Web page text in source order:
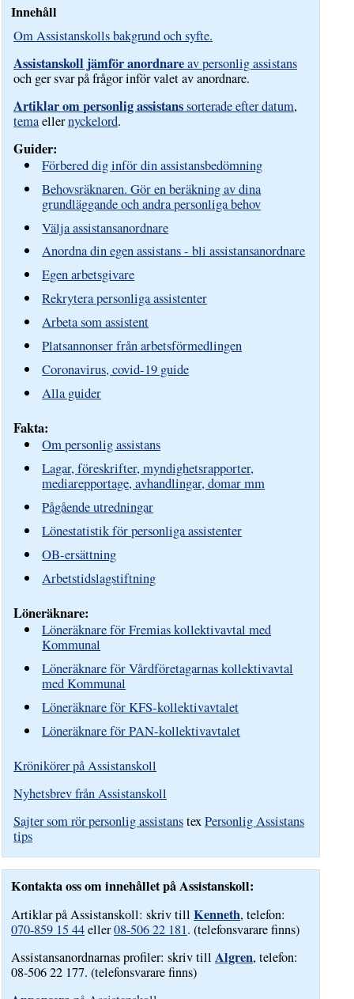
Innehåll
Om Assistanskolls bakgrund och syfte.
Assistanskoll jämför anordnareav personlig assistans
och ger svar på frågor inför valet av anordnare.
Artiklar om personlig assistanssorterade efter datum,
temaellernyckelord.
Guider:
Förbered dig inför din assistansbedömning
Behovsräknaren. Gör en beräkning av dina
grundläggande och andra personliga behov
Välja assistansanordnare
Anordna din egen assistans - bli assistansanordnare
Egen arbetsgivare
Rekrytera personliga assistenter
Arbeta som assistent
Platsannonser från arbetsförmedlingen
Coronavirus, covid-19 guide
Alla guider
Fakta:
Om personlig assistans
Lagar, föreskrifter, myndighetsrapporter,
mediarepportage, avhandlingar, domar mm
Pågående utredningar
Lönestatistik för personliga assistenter
OB-ersättning
Arbetstidslagstiftning
Löneräknare:
Löneräknare för Fremias kollektivavtal med
Kommunal
Löneräknare för Vårdföretagarnas kollektivavtal
med Kommunal
Löneräknare för KFS-kollektivavtalet
Löneräknare för PAN-kollektivavtalet
Krönikörer på Assistanskoll
Nyhetsbrev från Assistanskoll
Sajter som rör personlig assistanstexPersonlig Assistans
tips
Kontakta oss om innehållet på Assistanskoll:
Artiklar på Assistanskoll: skriv tillKenneth, telefon:
070-859 15 44eller08-506 22 181. (telefonsvarare finns)
Assistansanordnarnas profiler: skriv tillAlgren, telefon:
08-506 22 177. (telefonsvarare finns)